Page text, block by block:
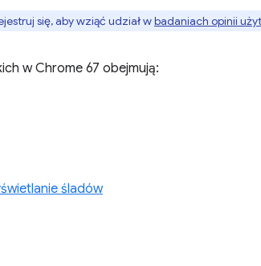
się, aby wziąć udział wbadaniach opinii
w Chrome 67 obejmują:
śladów